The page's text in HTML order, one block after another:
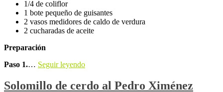
1/4 de coliflor
1 bote pequeño de guisantes
2 vasos medidores de caldo de verdura
2 cucharadas de aceite
Preparación
Paso 1.… Seguir leyendo
Solomillo de cerdo al Pedro Ximénez